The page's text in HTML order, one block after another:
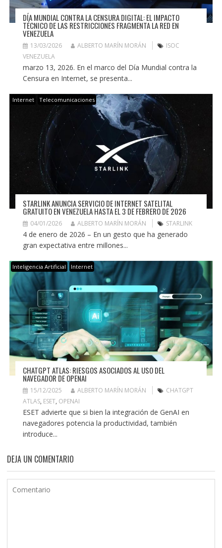
DÍA MUNDIAL CONTRA LA CENSURA DIGITAL: EL IMPACTO
TÉCNICO DE LAS RESTRICCIONES FRAGMENTA LA RED EN
VENEZUELA
13/03/2026 ALBERTO MARÍN MORÁN
ISOC
VENEZUELA
marzo 13, 2026. En el marco del Día Mundial contra la
Censura en Internet, se presenta...
Internet Telecomunicaciones
STARLINK ANUNCIA SERVICIO DE INTERNET SATELITAL
GRATUITO EN VENEZUELA HASTA EL 3 DE FEBRERO DE 2026
04/01/2026 ALBERTO MARÍN MORÁN STARLINK
4 de enero de 2026 – En un gesto que ha generado
gran expectativa entre millones...
Inteligencia Artificial Internet
CHATGPT ATLAS: RIESGOS ASOCIADOS AL USO DEL
NAVEGADOR DE OPENAI
15/12/2025 ALBERTO MARÍN MORÁN
CHATGPT
ATLAS, ESET, OPENAI
ESET advierte que si bien la integración de GenAI en
navegadores potencia la productividad, también
introduce...
DEJA UN COMENTARIO